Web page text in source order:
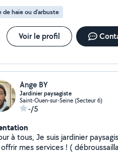
de haie ou d'arbuste
Voir le profil
Ange BY
Jardinier paysagiste
Saint-Ouen-sur-Seine (Secteur 6)
-/5
à tous, Je suis jardinier
mes services ! (